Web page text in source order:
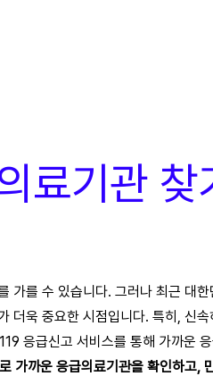
료기관 찾
가를 수 있습니다. 그러나 최근 대
더욱 중요한 시점입니다. 특히, 신
응급신고 서비스를 통해 가까운
가까운 응급의료기관을 확인하고,